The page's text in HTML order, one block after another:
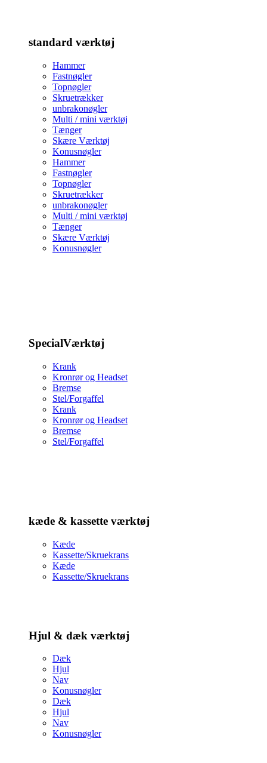
standard værktøj
Hammer
Fastnøgler
Topnøgler
Skruetrækker
unbrakonøgler
Multi / mini værktøj
Tænger
Skære Værktøj
Konusnøgler
Hammer
Fastnøgler
Topnøgler
Skruetrækker
unbrakonøgler
Multi / mini værktøj
Tænger
Skære Værktøj
Konusnøgler
SpecialVærktøj
Krank
Kronrør og Headset
Bremse
Stel/Forgaffel
Krank
Kronrør og Headset
Bremse
Stel/Forgaffel
kæde & kassette værktøj
Kæde
Kassette/Skruekrans
Kæde
Kassette/Skruekrans
Hjul & dæk værktøj
Dæk
Hjul
Nav
Konusnøgler
Dæk
Hjul
Nav
Konusnøgler